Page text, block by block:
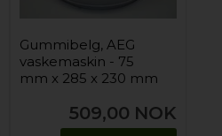
Gummibelg, AEG
vaskemaskin - 75
mm x 285 x 230 mm
509,00 NOK